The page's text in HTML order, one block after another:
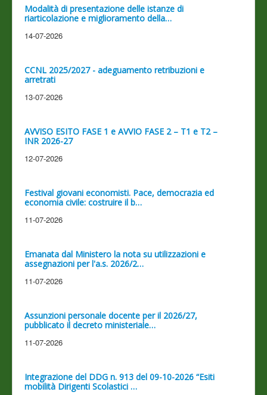
Modalità di presentazione delle istanze di
riarticolazione e miglioramento della…
14-07-2026
CCNL 2025/2027 - adeguamento retribuzioni e
arretrati
13-07-2026
AVVISO ESITO FASE 1 e AVVIO FASE 2 – T1 e T2 –
INR 2026-27
12-07-2026
Festival giovani economisti. Pace, democrazia ed
economia civile: costruire il b…
11-07-2026
Emanata dal Ministero la nota su utilizzazioni e
assegnazioni per l'a.s. 2026/2…
11-07-2026
Assunzioni personale docente per il 2026/27,
pubblicato il decreto ministeriale…
11-07-2026
Integrazione del DDG n. 913 del 09-10-2026 “Esiti
mobilità Dirigenti Scolastici …